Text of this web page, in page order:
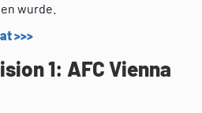
wurde.
>>>
1: AFC Vienna